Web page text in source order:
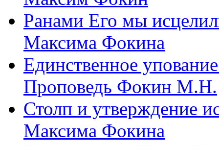
Ранами Его мы
Максима Фокина
Единственное
Проповедь Фокин М.Н.
Столп и утверждение
Максима Фокина